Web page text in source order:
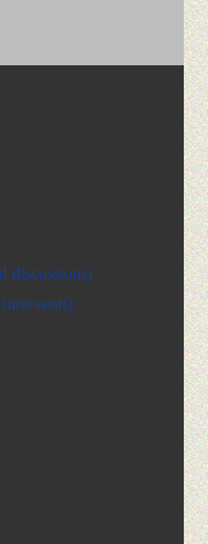
discussions)